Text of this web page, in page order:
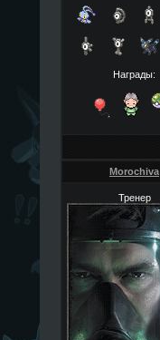
Награды:
Morochiva
Тренер